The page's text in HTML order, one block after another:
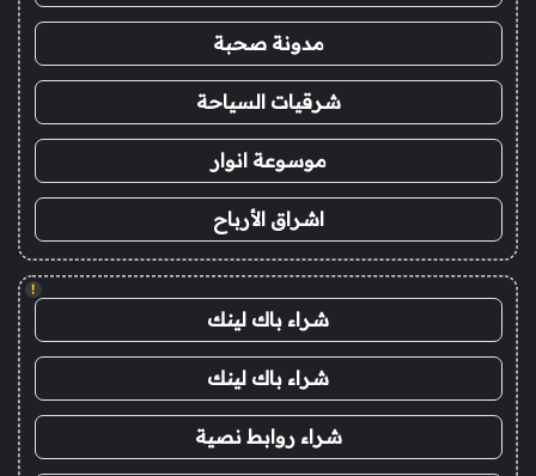
مدونة صحبة
شرقيات السياحة
موسوعة انوار
اشراق الأرباح
!
شراء باك لينك
شراء باك لينك
شراء روابط نصية